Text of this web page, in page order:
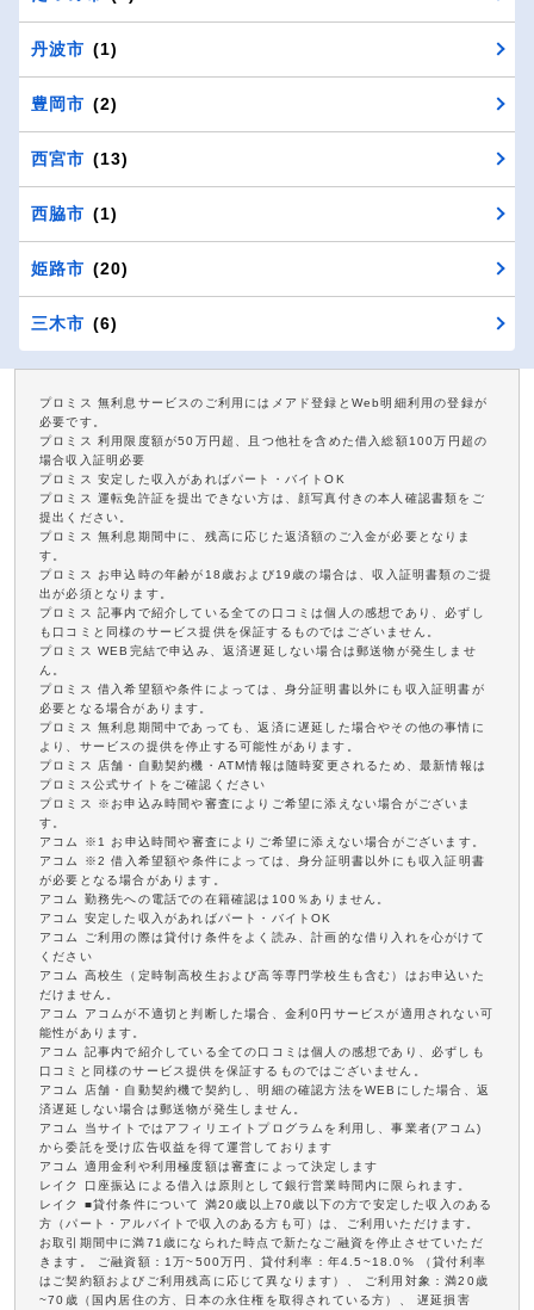
丹波市 (1)
豊岡市 (2)
西宮市 (13)
西脇市 (1)
姫路市 (20)
三木市 (6)
プロミス 無利息サービスのご利用にはメアド登録とWeb明細利用の登録が
必要です。
プロミス 利用限度額が50万円超、且つ他社を含めた借入総額100万円超の
場合収入証明必要
プロミス 安定した収入があればパート・バイトOK
プロミス 運転免許証を提出できない方は、顔写真付きの本人確認書類をご
提出ください。
プロミス 無利息期間中に、残高に応じた返済額のご入金が必要となりま
す。
プロミス お申込時の年齢が18歳および19歳の場合は、収入証明書類のご提
出が必須となります。
プロミス 記事内で紹介している全ての口コミは個人の感想であり、必ずし
も口コミと同様のサービス提供を保証するものではございません。
プロミス WEB完結で申込み、返済遅延しない場合は郵送物が発生しませ
ん。
プロミス 借入希望額や条件によっては、身分証明書以外にも収入証明書が
必要となる場合があります。
プロミス 無利息期間中であっても、返済に遅延した場合やその他の事情に
より、サービスの提供を停止する可能性があります。
プロミス 店舗・自動契約機・ATM情報は随時変更されるため、最新情報は
プロミス公式サイトをご確認ください
プロミス ※お申込み時間や審査によりご希望に添えない場合がございま
す。
アコム ※1 お申込時間や審査によりご希望に添えない場合がございます。
アコム ※2 借入希望額や条件によっては、身分証明書以外にも収入証明書
が必要となる場合があります。
アコム 勤務先への電話での在籍確認は100％ありません。
アコム 安定した収入があればパート・バイトOK
アコム ご利用の際は貸付け条件をよく読み、計画的な借り入れを心がけて
ください
アコム 高校生（定時制高校生および高等専門学校生も含む）はお申込いた
だけません。
アコム アコムが不適切と判断した場合、金利0円サービスが適用されない可
能性があります。
アコム 記事内で紹介している全ての口コミは個人の感想であり、必ずしも
口コミと同様のサービス提供を保証するものではございません。
アコム 店舗・自動契約機で契約し、明細の確認方法をWEBにした場合、返
済遅延しない場合は郵送物が発生しません。
アコム 当サイトではアフィリエイトプログラムを利用し、事業者(アコム)
から委託を受け広告収益を得て運営しております
アコム 適用金利や利用極度額は審査によって決定します
レイク 口座振込による借入は原則として銀行営業時間内に限られます。
レイク ■貸付条件について 満20歳以上70歳以下の方で安定した収入のある
方（パート・アルバイトで収入のある方も可）は、ご利用いただけます。
お取引期間中に満71歳になられた時点で新たなご融資を停止させていただ
きます。 ご融資額：1万~500万円、貸付利率：年4.5~18.0% （貸付利率
はご契約額およびご利用残高に応じて異なります）、 ご利用対象：満20歳
~70歳（国内居住の方、日本の永住権を取得されている方）、 遅延損害